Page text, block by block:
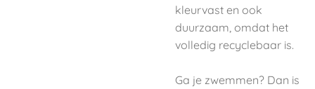
kleurvast en ook
duurzaam, omdat het
volledig recyclebaar is.
Ga je zwemmen? Dan is